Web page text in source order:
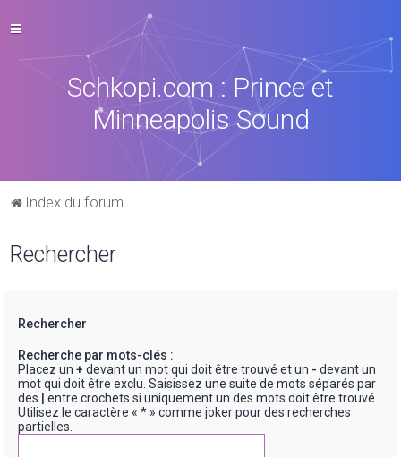
Schkopi.com : Prince et
Minneapolis Sound
Index du forum
Rechercher
Rechercher
Recherche par mots-clés :
Placez un + devant un mot qui doit être trouvé et un - devant un
mot qui doit être exclu. Saisissez une suite de mots séparés par
des
entre crochets si uniquement un des mots doit être trouvé.
Utilisez le caractère « * » comme joker pour des recherches
partielles.